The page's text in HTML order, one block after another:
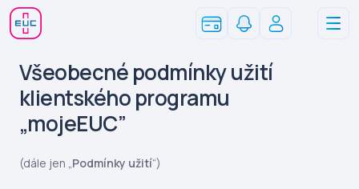
Všeobecné podmínky užití
klientského programu
„mojeEUC”
(dále jen „Podmínky užití“)